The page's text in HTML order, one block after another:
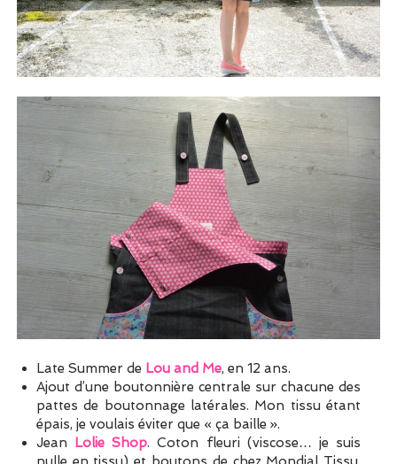
Late Summer de Lou and Me, en 12 ans.
Ajout d’une boutonnière centrale sur chacune des
pattes de boutonnage latérales. Mon tissu étant
épais, je voulais éviter que « ça baille ».
Jean
Lolie Shop. Coton fleuri (viscose… je suis